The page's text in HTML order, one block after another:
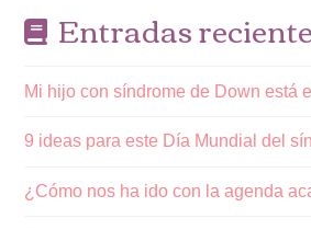
Entradas
Mi hijo con síndrome de Down está
9 ideas para este Día Mundial del
¿Cómo nos ha ido con la agenda